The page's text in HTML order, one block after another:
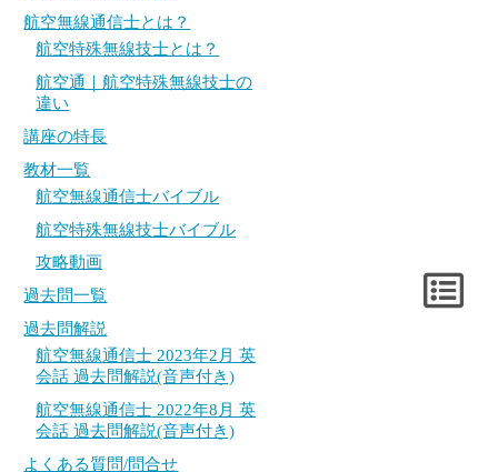
航空無線通信士とは？
航空特殊無線技士とは？
航空通｜航空特殊無線技士の
違い
講座の特長
教材一覧
航空無線通信士バイブル
航空特殊無線技士バイブル
攻略動画
過去問一覧
過去問解説
航空無線通信士 2023年2月 英
会話 過去問解説(音声付き)
航空無線通信士 2022年8月 英
会話 過去問解説(音声付き)
よくある質問/問合せ